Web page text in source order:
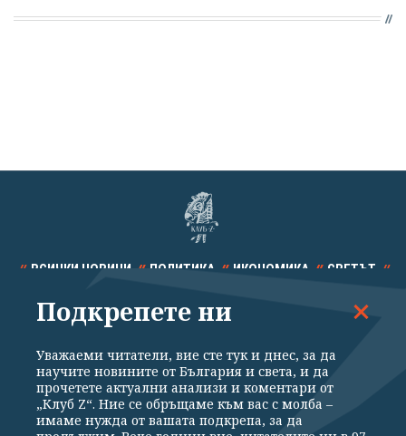
ВСИЧКИ НОВИНИ ПОЛИТИКА ИКОНОМИКА СВЕТЪТ
СПОРТ КУЛТУРА ТЕХНОЛОГИИ КАЛЕЙДОСКОП
Подкрепете ни
Уважаеми читатели, вие сте тук и днес, за да
научите новините от България и света, и да
прочетете актуални анализи и коментари от
„Клуб Z“. Ние се обръщаме към вас с молба –
имаме нужда от вашата подкрепа, за да